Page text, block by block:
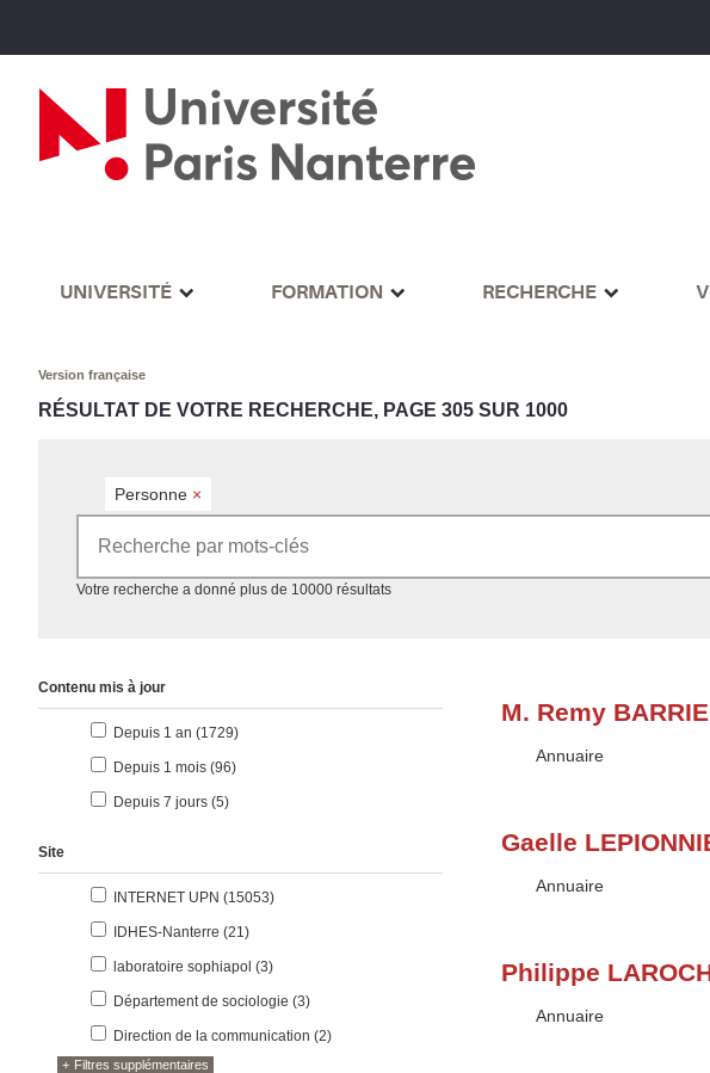
UNIVERSITÉ FORMATION RECHERCHE
Version française
RÉSULTAT DE VOTRE RECHERCHE, PAGE 305 SUR 1000
Personne ×
Votre recherche a donné plus de 10000 résultatsAccéder aux résultats
Contenu mis à jour
Depuis 1 an (1729résultats
)
Depuis 1 mois (96résultats
)
Depuis 7 jours (5résultats
)
Site
INTERNET UPN (15053résultats
)
IDHES-Nanterre (21résultats
)
laboratoire sophiapol (3résultats
)
Département de sociologie (3résultats
)
Direction de la communication (2résultats
)
Filtres supplémentaires
M. Remy
Type :
Annuaire
Gaelle
Type :
Annuaire
Philippe
Type :
Annuaire